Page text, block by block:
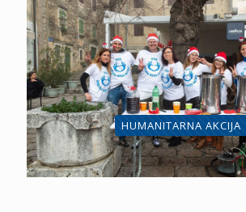
HUMANITARNA AKCIJA